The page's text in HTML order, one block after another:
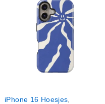
iPhone 16 Hoesjes